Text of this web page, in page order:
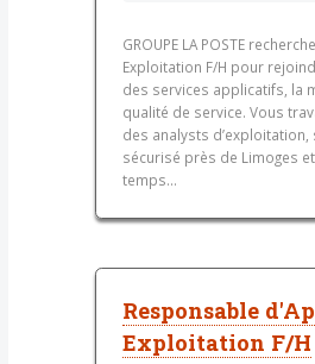
GROUPE LA POSTE
Exploitation F/H pour
des services applicatifs, la
qualité de service. Vous
des analysts
sécurisé près de Limoges
temps...
Responsable
Exploitation F/H